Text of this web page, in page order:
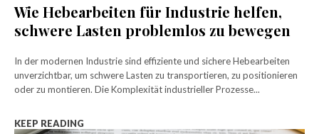
Wie Hebearbeiten für Industrie helfen,
schwere Lasten problemlos zu bewegen
In der modernen Industrie sind effiziente und sichere Hebearbeiten
unverzichtbar, um schwere Lasten zu transportieren, zu positionieren
oder zu montieren. Die Komplexität industrieller Prozesse...
KEEP READING